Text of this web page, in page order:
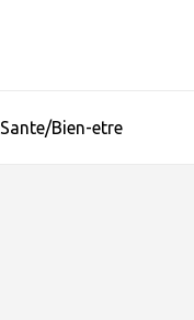
Sante/Bien-etre